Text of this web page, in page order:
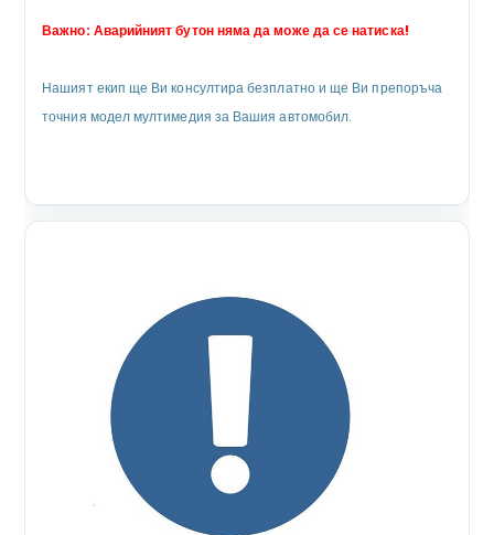
Важно: Аварийният бутон няма да може да се натиска!
Нашият екип ще Ви консултира безплатно и ще Ви препоръча
точния модел мултимедия за Вашия автомобил.